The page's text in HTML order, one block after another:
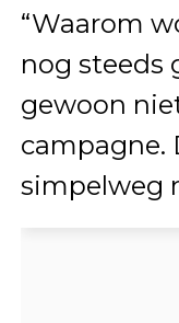
“Waarom
nog steeds
gewoon
campagne.
simpelweg